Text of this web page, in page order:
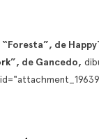
“Foresta”, de
”, de Gancedo,